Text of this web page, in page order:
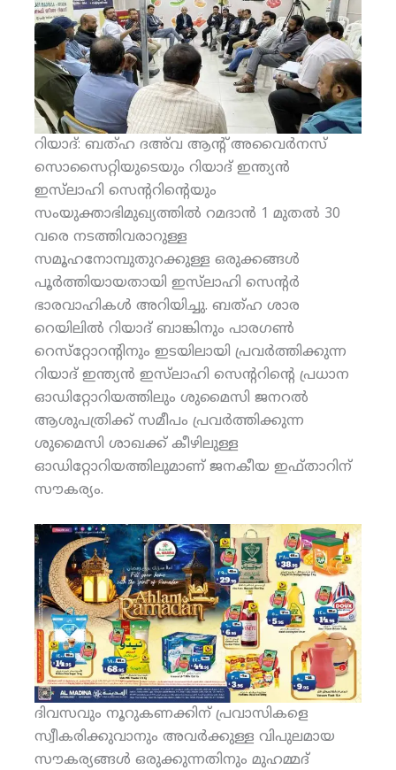
റിയാദ്: ബത്ഹ ദഅ്‌വ ആന്റ് അവൈര്‍നസ്
സൊസൈറ്റിയുടെയും റിയാദ് ഇന്ത്യന്‍
ഇസ്‌ലാഹി സെന്ററിന്റെയും
സംയുക്താഭിമുഖ്യത്തില്‍ റമദാന്‍ 1 മുതല്‍ 30
വരെ നടത്തിവരാറുള്ള
സമൂഹനോമ്പുതുറക്കുള്ള ഒരുക്കങ്ങള്‍
പൂര്‍ത്തിയായതായി ഇസ്‌ലാഹി സെന്റര്‍
ഭാരവാഹികള്‍ അറിയിച്ചു. ബത്ഹ ശാര
റെയിലില്‍ റിയാദ് ബാങ്കിനും പാരഗണ്‍
റെസ്‌റ്റോറന്റിനും ഇടയിലായി പ്രവര്‍ത്തിക്കുന്ന
റിയാദ് ഇന്ത്യന്‍ ഇസ്‌ലാഹി സെന്ററിന്റെ പ്രധാന
ഓഡിറ്റോറിയത്തിലും ശുമൈസി ജനറല്‍
ആശുപത്രിക്ക് സമീപം പ്രവര്‍ത്തിക്കുന്ന
ശുമൈസി ശാഖക്ക് കീഴിലുള്ള
ഓഡിറ്റോറിയത്തിലുമാണ് ജനകീയ ഇഫ്താറിന്
സൗകര്യം.
ദിവസവും നൂറുകണക്കിന് പ്രവാസികളെ
സ്വീകരിക്കുവാനും അവര്‍ക്കുള്ള വിപുലമായ
സൗകര്യങ്ങള്‍ ഒരുക്കുന്നതിനും മുഹമ്മദ്